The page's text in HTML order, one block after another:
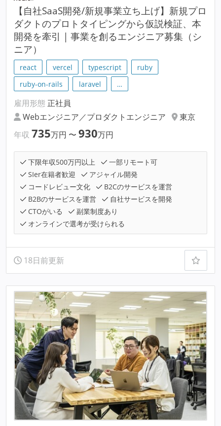
【自社SaaS開発/新規事業立ち上げ】新規プロ
ダクトのプロトタイピングから仮説検証、本
開発を牽引 | 事業を創るエンジニア募集（シ
ニア）
react vercel typescript
ruby
ruby-on-rails
laravel …
雇用形態 正社員
Webエンジニア／プロダクトエンジニア
東京
年収 735万円 〜 930万円
下限年収500万円以上
一部リモート可
SIer在籍者歓迎
アジャイル開発
コードレビュー文化
B2Cのサービスを運営
B2Bのサービスを運営
自社サービスを開発
CTOがいる
副業制度あり
オンラインで選考が受けられる
18日前更新